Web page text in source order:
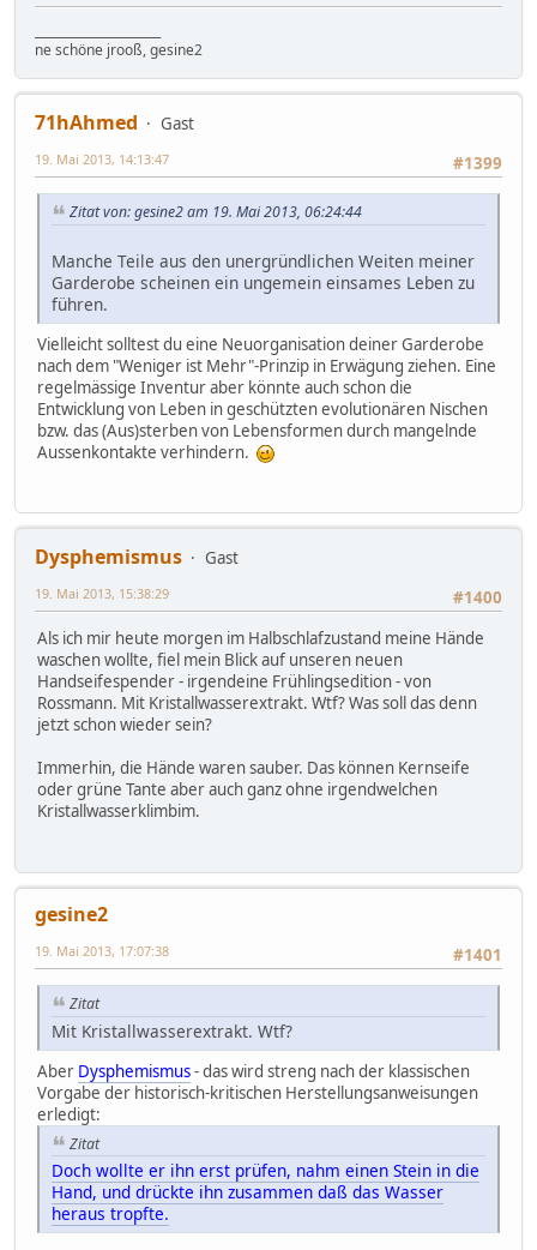
ne schöne jrooß, gesine2
71hAhmed
Gast
#1399
19. Mai 2013, 14:13:47
Zitat von: gesine2 am 19. Mai 2013, 06:24:44
Manche Teile aus den unergründlichen Weiten meiner
Garderobe scheinen ein ungemein einsames Leben zu
führen.
Vielleicht solltest du eine Neuorganisation deiner Garderobe
nach dem "Weniger ist Mehr"-Prinzip in Erwägung ziehen. Eine
regelmässige Inventur aber könnte auch schon die
Entwicklung von Leben in geschützten evolutionären Nischen
bzw. das (Aus)sterben von Lebensformen durch mangelnde
Aussenkontakte verhindern.
Dysphemismus
Gast
#1400
19. Mai 2013, 15:38:29
Als ich mir heute morgen im Halbschlafzustand meine Hände
waschen wollte, fiel mein Blick auf unseren neuen
Handseifespender - irgendeine Frühlingsedition - von
Rossmann. Mit Kristallwasserextrakt. Wtf? Was soll das denn
jetzt schon wieder sein?
Immerhin, die Hände waren sauber. Das können Kernseife
oder grüne Tante aber auch ganz ohne irgendwelchen
Kristallwasserklimbim.
gesine2
#1401
19. Mai 2013, 17:07:38
Zitat
Mit Kristallwasserextrakt. Wtf?
Aber Dysphemismus- das wird streng nach der klassischen
Vorgabe der historisch-kritischen Herstellungsanweisungen
erledigt:
Zitat
Doch wollte er ihn erst prüfen, nahm einen Stein in die
Hand, und drückte ihn zusammen daß das Wasser
heraus tropfte.